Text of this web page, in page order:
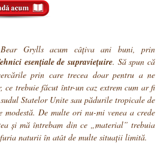
Grylls acum câțiva ani buni, prin
esențiale de supraviețuire. Să spun că
prin care trecea doar pentru a ne
ce trebuie făcut într-un caz extrem cum ar fi
Statelor Unite sau pădurile tropicale de
De multe ori nu-mi venea a crede
și mă întrebam din ce „material” trebuia
naturii în atât de multe situații limită.